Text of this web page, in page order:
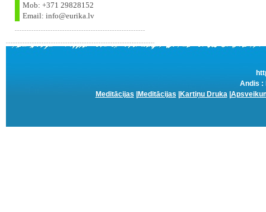
Mob: +371 29828152
Email: info@eurika.lv
Andis :
Meditācijas
Meditācijas Kartiņu Druka|